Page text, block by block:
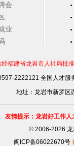
会
业
经福建省龙岩市人社局批
2222121 全国人才
地址：龙岩市新罗区
友情提示：龙岩好工作
©2006-2026 龙
闽ICP备06022670号